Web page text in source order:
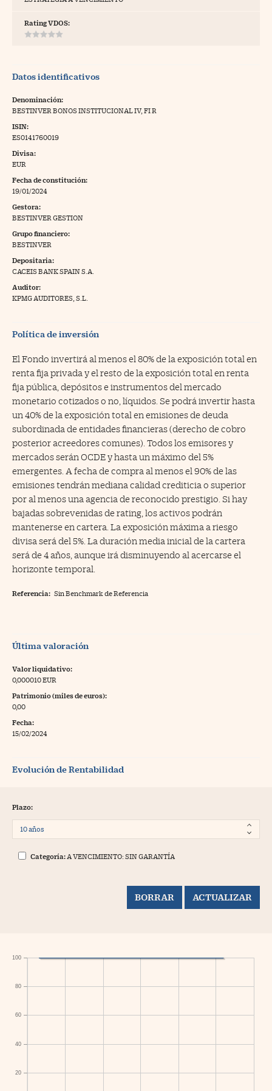
Pyme
Trading
a Cinco Días
//foo
Rating VDOS:
Datos identificativos
Denominación:
BESTINVER BONOS INSTITUCIONAL IV, FI R
ISIN:
ES0141760019
Divisa:
EUR
Fecha de constitución:
19/01/2024
Gestora:
BESTINVER GESTION
Grupo financiero:
BESTINVER
Depositaria:
CACEIS BANK SPAIN S.A.
Auditor:
KPMG AUDITORES, S.L.
Política de inversión
El Fondo invertirá al menos el 80% de la exposición total en
renta fija privada y el resto de la exposición total en renta
fija pública, depósitos e instrumentos del mercado
monetario cotizados o no, líquidos. Se podrá invertir hasta
un 40% de la exposición total en emisiones de deuda
subordinada de entidades financieras (derecho de cobro
posterior acreedores comunes). Todos los emisores y
mercados serán OCDE y hasta un máximo del 5%
emergentes. A fecha de compra al menos el 90% de las
emisiones tendrán mediana calidad crediticia o superior
por al menos una agencia de reconocido prestigio. Si hay
bajadas sobrevenidas de rating, los activos podrán
mantenerse en cartera. La exposición máxima a riesgo
divisa será del 5%. La duración media inicial de la cartera
será de 4 años, aunque irá disminuyendo al acercarse el
horizonte temporal.
Referencia: Sin Benchmark de Referencia
Última valoración
Valor liquidativo:
0,000010 EUR
Patrimonio (miles de euros):
0,00
Fecha:
15/02/2024
Evolución de Rentabilidad
Plazo:
Categoría: A VENCIMIENTO: SIN GARANTÍA
20
40
60
80
100